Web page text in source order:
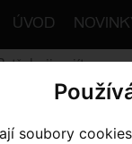
soubory
ÚVOD
Výbava pro